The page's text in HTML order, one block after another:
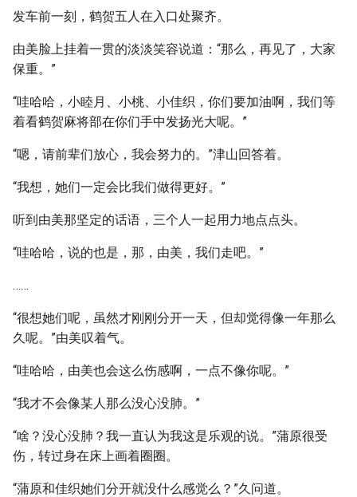
发车前一刻，鹤贺五人在入口处聚齐。
由美脸上挂着一贯的淡淡笑容说道：“那么，再见了，大家
保重。”
“哇哈哈，小睦月、小桃、小佳织，你们要加油啊，我们等
着看鹤贺麻将部在你们手中发扬光大呢。”
“嗯，请前辈们放心，我会努力的。”津山回答着。
“我想，她们一定会比我们做得更好。”
听到由美那坚定的话语，三个人一起用力地点点头。
“哇哈哈，说的也是，那，由美，我们走吧。”
……
“很想她们呢，虽然才刚刚分开一天，但却觉得像一年那么
久呢。”由美叹着气。
“哇哈哈，由美也会这么伤感啊，一点不像你呢。”
“我才不会像某人那么没心没肺。”
“啥？没心没肺？我一直认为我这是乐观的说。”蒲原很受
伤，转过身在床上画着圈圈。
“蒲原和佳织她们分开就没什么感觉么？”久问道。